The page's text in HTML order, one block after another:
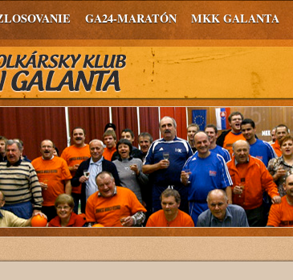
GA24-MARATÓN MKK GALANTA